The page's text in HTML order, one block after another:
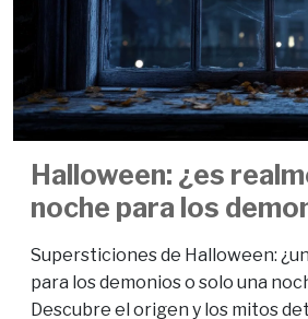
Halloween: ¿es
noche para los
Supersticiones de Halloween:
para los demonios o solo una
Descubre el origen y los mitos